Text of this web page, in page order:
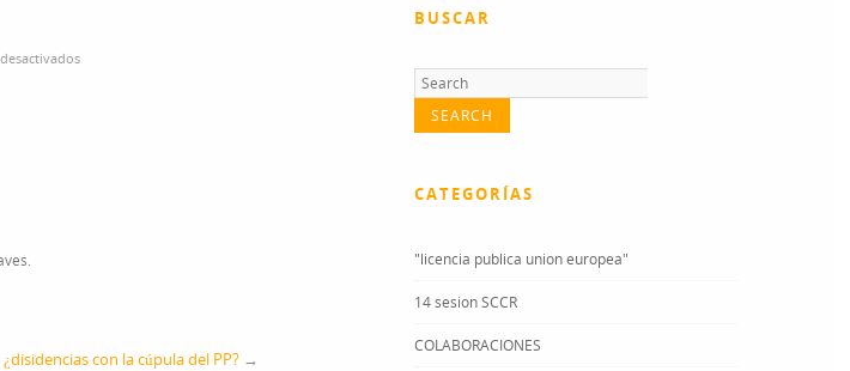
en
¿disidencias con la cúpula del PP? →
BUSCAR
CATEGORÍAS
"licencia publica union europea"
14 sesion SCCR
COLABORACIONES